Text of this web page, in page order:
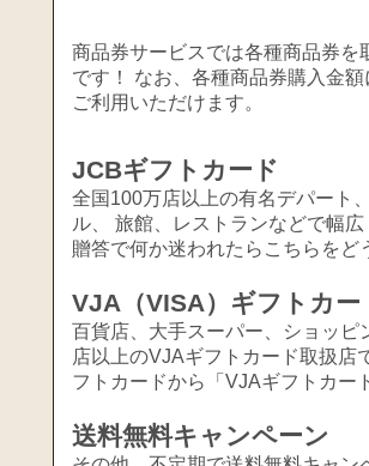
商品券サービスでは各種商品券
です！ なお、各種商品券購入金
ご利用いただけます。
JCBギフトカード
全国100万店以上の有名デパート
ル、 旅館、レストランなどで幅
贈答で何か迷われたらこちらをど
VJA（VISA）ギフトカー
百貨店、大手スーパー、ショッ
店以上のVJAギフトカード取扱店
フトカードから「VJAギフトカー
送料無料キャンペーン